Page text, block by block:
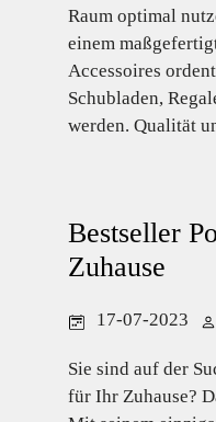
Raum optimal
einem
Accessoires
Schubladen,
werden. Qualität
Bestseller
Zuhause
17-07-2023
Sie sind auf der
für Ihr Zuhause?